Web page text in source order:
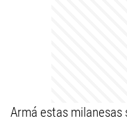
Armá estas